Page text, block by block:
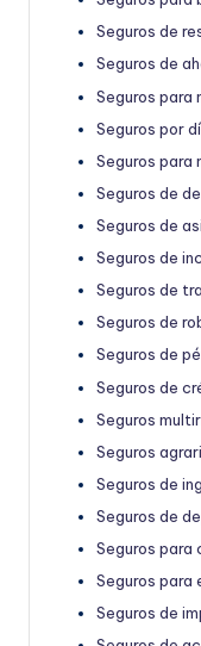
Seguros de
Seguros de
Seguros para
Seguros por
Seguros para
Seguros de
Seguros de
Seguros de
Seguros de
Seguros de
Seguros de
Seguros de
Seguros
Seguros
Seguros de
Seguros de
Seguros para
Seguros para
Seguros de